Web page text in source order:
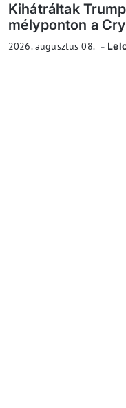
Kihátráltak
mélyponton a
2026. augusztus 08.